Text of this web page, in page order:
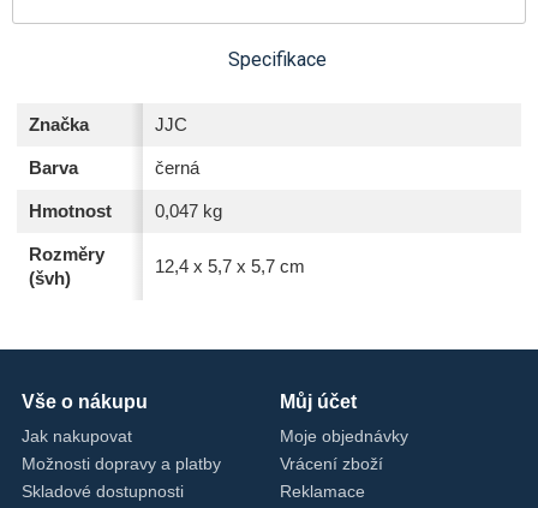
Specifikace
Značka JJC
Barva černá
Hmotnost 0,047 kg
Rozměry
(švh)
12,4 x 5,7 x 5,7 cm
Vše o nákupu
Jak nakupovat
Možnosti dopravy a platby
Skladové dostupnosti
Můj účet
Moje objednávky
Vrácení zboží
Reklamace